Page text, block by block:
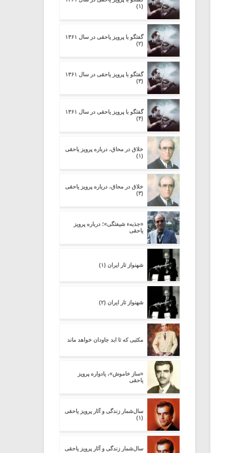
(۱)
گفتگو با پرویز یاحقی در سال ۱۳۶۱
(۲)
گفتگو با پرویز یاحقی در سال ۱۳۶۱
(۳)
گفتگو با پرویز یاحقی در سال ۱۳۶۱
(۴)
خلاق در محاق، درباره پرویز یاحقی
(۱)
خلاق در محاق، درباره پرویز یاحقی
(۳)
«جذبهء شیفتگی»؛ درباره پرویز
یاحقی
شهنواز تار ایران (۱)
شهنواز تار ایران (۲)
مکتبی که تا ابد جاودان خواهد ماند
«ساز خاموش»، یادواره پرویز
یاحقی
سال‌شمار زندگی و آثار پرویز یاحقی
(۱)
سال‌شمار زندگی و آثار پرویز یاحقی